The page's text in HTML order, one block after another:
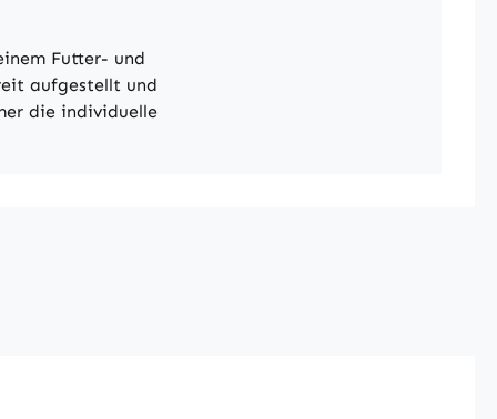
Futter- und
aufgestellt und
die individuelle